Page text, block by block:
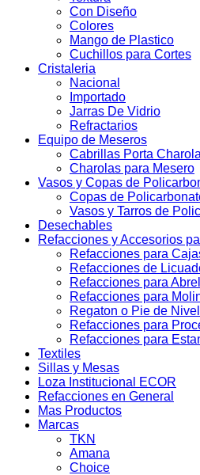
Con Diseño
Colores
Mango de Plastico
Cuchillos para Cortes
Cristaleria
Nacional
Importado
Jarras De Vidrio
Refractarios
Equipo de Meseros
Cabrillas Porta
Charolas para Mesero
Vasos y Copas de
Copas de
Vasos y Tarros de
Desechables
Refacciones y Accesorios
Refacciones para
Refacciones de
Refacciones para
Refacciones para
Regaton o Pie de
Refacciones para
Refacciones para
Textiles
Sillas y Mesas
Loza Institucional ECOR
Refacciones en General
Mas Productos
Marcas
TKN
Amana
Choice